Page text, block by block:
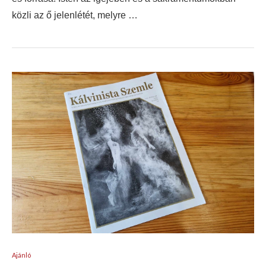
közli az ő jelenlétét, melyre …
Ajánló